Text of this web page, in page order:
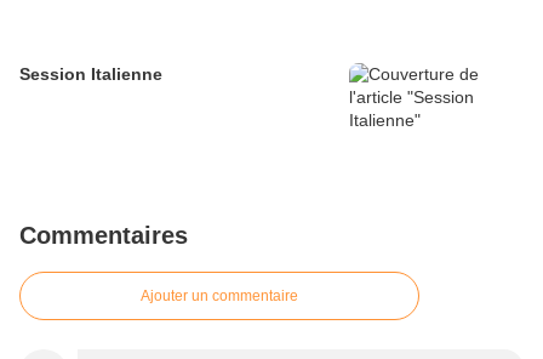
Session Italienne
Commentaires
Ajouter un commentaire